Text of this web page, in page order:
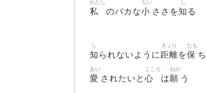
私
わたし
のバカな小
ちい
ささを知
し
る
知
し
られないように距離
きょり
を保
たも
愛
あい
されたいと 心
こころ
は願
ねが
う